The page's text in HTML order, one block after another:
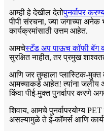
आम्ही हे देखील देतोपुनर्वापर
पीपी संरचना, ज्या जगाच्या अनेक
कार्यक्रमांसाठी उत्तम आहेत.
आमचेस्टँड अप पाऊच कॉफी बॅग
सुरक्षित नाहीत, तर प्रमुख
आणि जर तुम्हाला प्लास्टिक-
आमच्याकडे आहेत! त्यांना जलीय
किंवा पीई-मुक्त पुनर्वापर करणे
शिवाय, आमचे पुनर्वापरयोग्य
असल्यामुळे ते ई-कॉमर्स आणि